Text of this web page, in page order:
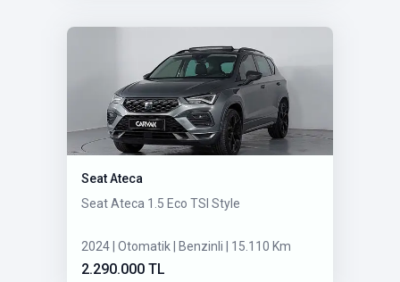
Seat Ateca
Seat Ateca 1.5 Eco TSI Style
2024 | Otomatik | Benzinli | 15.110 Km
2.290.000 TL